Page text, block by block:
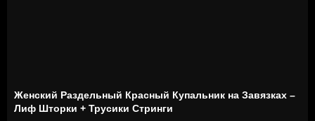
Женский Раздельный Красный Купальник на Завязках –
Лиф Шторки + Трусики Стринги